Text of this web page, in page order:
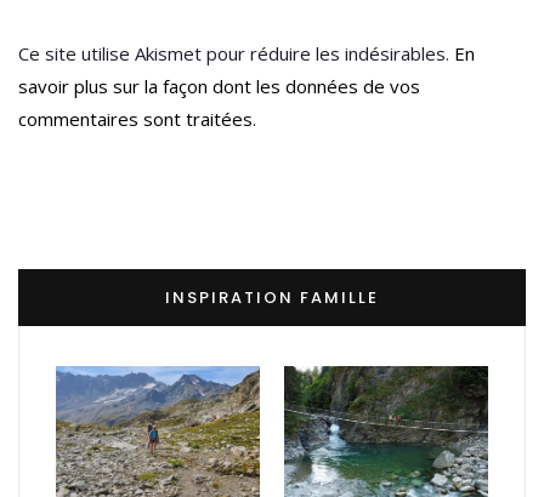
Ce site utilise Akismet pour réduire les indésirables. En
savoir plus sur la façon dont les données de vos
commentaires sont traitées.
INSPIRATION FAMILLE